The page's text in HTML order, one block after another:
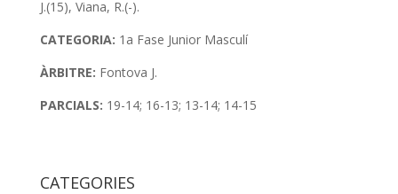
J.(15), Viana, R.(-).
CATEGORIA: 1a Fase Junior Masculí
ÀRBITRE: Fontova J.
PARCIALS: 19-14; 16-13; 13-14; 14-15
CATEGORIES